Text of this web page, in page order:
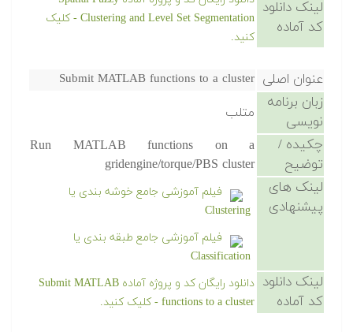
لینک دانلود
کد آماده
Clustering and Level Set Segmentation - کلیک
کنید.
عنوان اصلی Submit MATLAB functions to a cluster
زبان برنامه
نویسی
متلب
چکیده /
توضیح
Run MATLAB functions on a
gridengine/torque/PBS cluster
لینک های
پیشنهادی
فیلم آموزشی جامع خوشه بندی یا
Clustering
فیلم آموزشی جامع طبقه بندی یا
Classification
لینک دانلود
کد آماده
دانلود رایگان کد و پروژه آماده Submit MATLAB
functions to a cluster - کلیک کنید.